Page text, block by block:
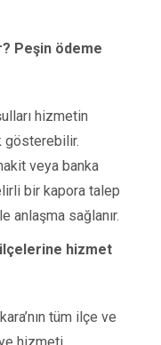
Peşin ödeme
hizmetin
gösterebilir.
veya banka
bir kapora talep
anlaşma sağlanır.
ilçelerine hizmet
tüm ilçe ve